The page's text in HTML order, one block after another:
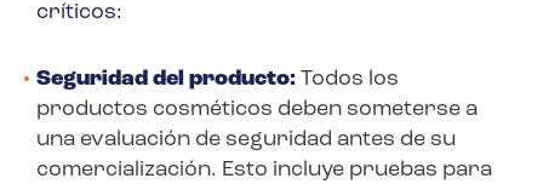
críticos:
Seguridad del producto: Todos los
productos cosméticos deben someterse a
una evaluación de seguridad antes de su
comercialización. Esto incluye pruebas para